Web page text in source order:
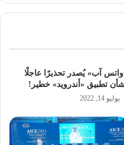
آب» يُصدر تحذيرًا عاجلًا
تطبيق «أندرويد» خطير!
يوليو 14, 2022